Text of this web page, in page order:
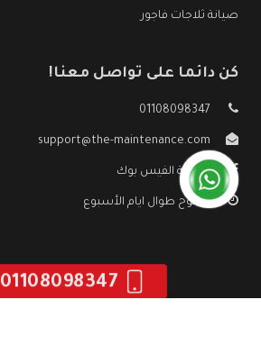
صيانة ثلاجات فاجور
كن دائما على تواصل معنا!
01108098347
support@the-maintenance.com
صفحة الفيس بوك
مفتوح طوال ايام الأسبوع
01108098347